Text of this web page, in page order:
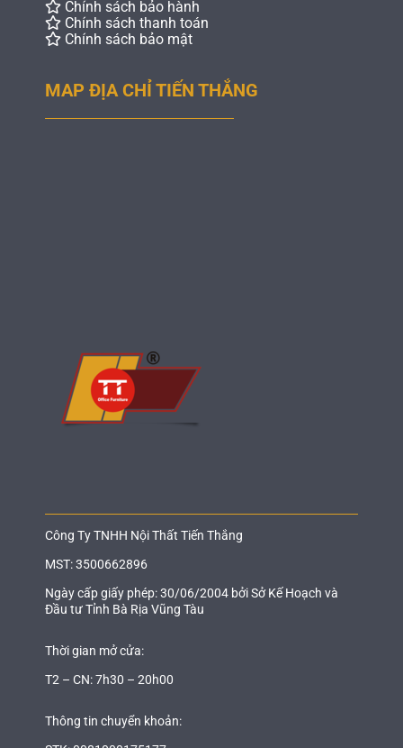
Chính sách bảo hành
Chính sách thanh toán
Chính sách bảo mật
MAP ĐỊA CHỈ TIẾN THẮNG
Công Ty TNHH Nội Thất Tiến Thắng
MST: 3500662896
Ngày cấp giấy phép: 30/06/2004 bởi Sở Kế Hoạch và
Đầu tư Tỉnh Bà Rịa Vũng Tàu
Thời gian mở cửa:
T2 – CN: 7h30 – 20h00
Thông tin chuyển khoản: